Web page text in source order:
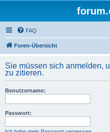
FAQ
Foren-Übersicht
Sie müssen sich anmelden,
zu zitieren.
Benutzername:
Passwort: